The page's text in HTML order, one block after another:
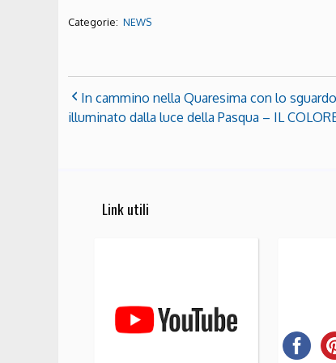
Categorie: NEWS
In cammino nella Quaresima con lo sguardo
illuminato dalla luce della Pasqua – IL
Link utili